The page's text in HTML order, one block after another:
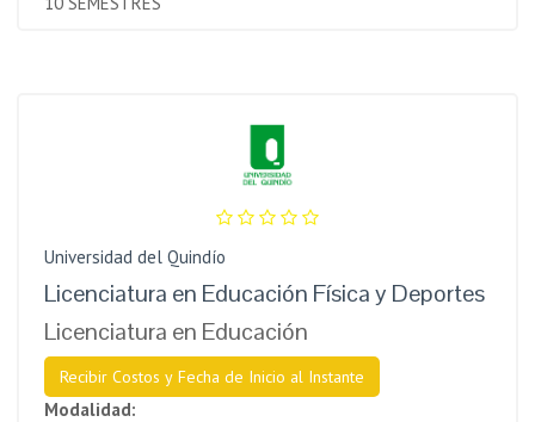
Universidad del Quindío
Licenciatura en Educación Física y Deportes
Licenciatura en Educación
Recibir Costos y Fecha de Inicio al Instante
Modalidad: